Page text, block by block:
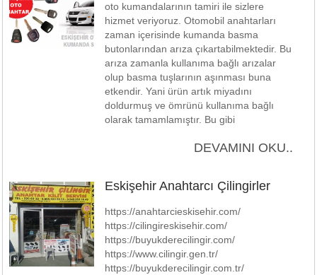
oto kumandalarının tamiri ile sizlere
hizmet veriyoruz. Otomobil anahtarları
zaman içerisinde kumanda basma
butonlarından arıza çıkartabilmektedir. Bu
arıza zamanla kullanıma bağlı arızalar
olup basma tuşlarının aşınması buna
etkendir. Yani ürün artık miyadını
doldurmuş ve ömrünü kullanıma bağlı
olarak tamamlamıştır. Bu gibi
DEVAMINI OKU..
Eskişehir Anahtarcı Çilingirler
https://anahtarcieskisehir.com/
https://cilingireskisehir.com/
https://buyukderecilingir.com/
https://www.cilingir.gen.tr/
https://buyukderecilingir.com.tr/